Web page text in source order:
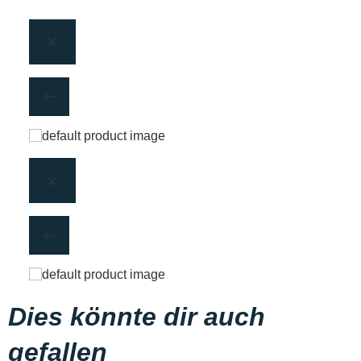
Dies könnte dir auch
gefallen